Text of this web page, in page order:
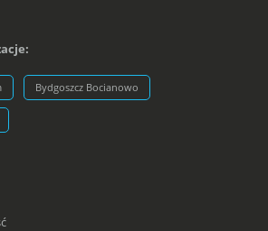
Bydgoszcz Bocianowo